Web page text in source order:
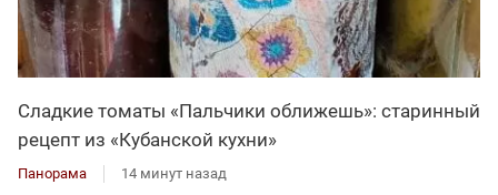
Сладкие томаты «Пальчики оближешь»: старинный
рецепт из «Кубанской кухни»
Панорама 14 минут назад